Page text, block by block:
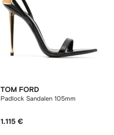
TOM FORD
Padlock Sandalen 105mm
1.115 €